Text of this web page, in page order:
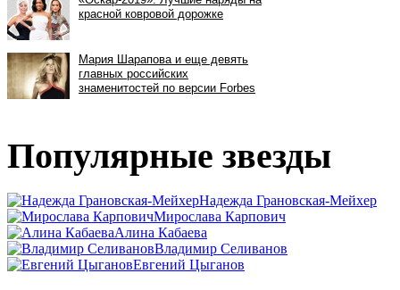
Популярные звезды
Надежда Грановская-Мейхер
Мирослава Карпович
Алина Кабаева
Владимир Селиванов
Евгений Цыганов